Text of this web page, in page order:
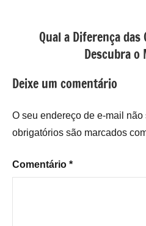
Qual a Diferença
Descubra o
Deixe um comentário
O seu endereço de e-mail
obrigatórios são marcados
Comentário *